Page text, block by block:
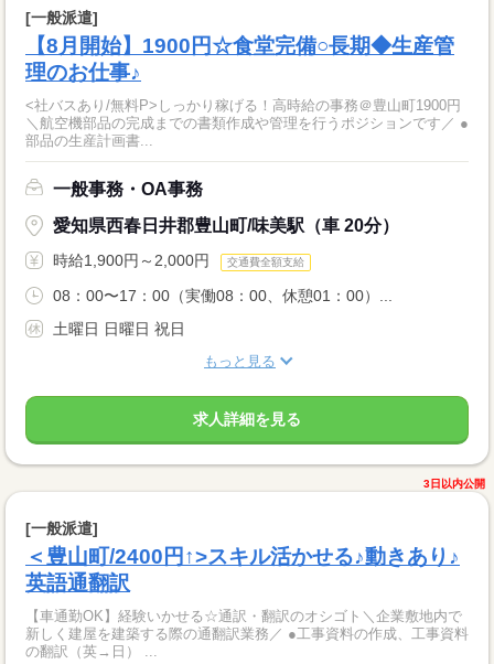
[一般派遣]
【8月開始】1900円☆食堂完備○長期◆生産管
理のお仕事♪
<社バスあり/無料P>しっかり稼げる！高時給の事務＠豊山町1900円
＼航空機部品の完成までの書類作成や管理を行うポジションです／ ●
部品の生産計画書...
一般事務・OA事務
愛知県西春日井郡豊山町/味美駅（車 20分）
時給1,900円～2,000円 交通費全額支給
08：00〜17：00（実働08：00、休憩01：00）...
土曜日 日曜日 祝日
もっと見る
求人詳細を見る
3日以内公開
[一般派遣]
＜豊山町/2400円↑>スキル活かせる♪動きあり♪
英語通翻訳
【車通勤OK】経験いかせる☆通訳・翻訳のオシゴト＼企業敷地内で
新しく建屋を建築する際の通翻訳業務／ ●工事資料の作成、工事資料
の翻訳（英→日） ...